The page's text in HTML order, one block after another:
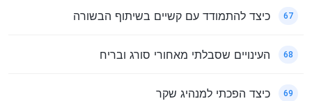
67 כיצד להתמודד עם קשיים בשיתוף הבשורה
68 העינויים שסבלתי מאחורי סורג ובריח
69 כיצד הפכתי למנהיג שקר